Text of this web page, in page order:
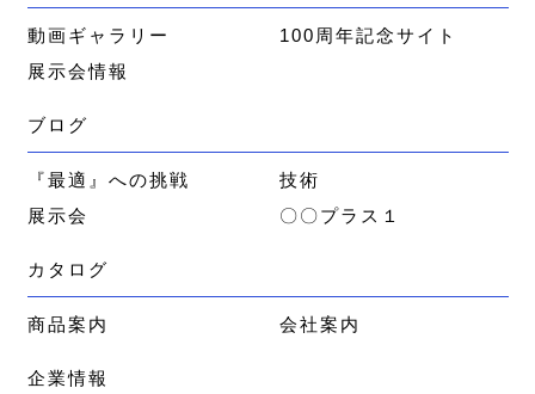
動画ギャラリー
100周年記念サイト
展示会情報
ブログ
『最適』への挑戦
技術
展示会
〇〇プラス１
カタログ
商品案内 会社案内
企業情報